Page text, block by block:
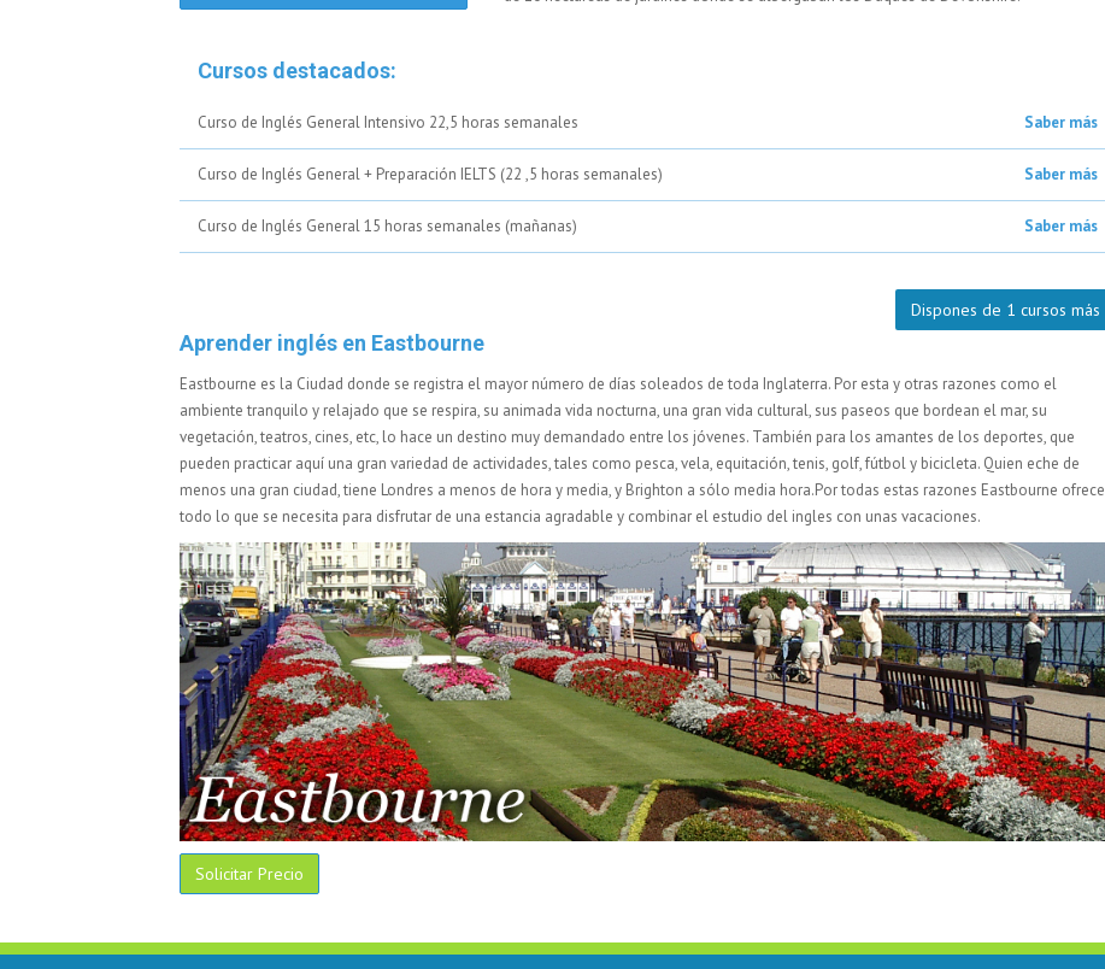
Cursos destacados:
Curso de Inglés General Intensivo 22,5 horas semanales Saber más
Curso de Inglés General + Preparación IELTS (22 ,5 horas semanales) Saber más
Curso de Inglés General 15 horas semanales (mañanas) Saber más
Dispones de 1 cursos más
Aprender inglés en Eastbourne
Eastbourne es la Ciudad donde se registra el mayor número de días soleados de toda Inglaterra. Por esta y otras razones como el
ambiente tranquilo y relajado que se respira, su animada vida nocturna, una gran vida cultural, sus paseos que bordean el mar, su
vegetación, teatros, cines, etc, lo hace un destino muy demandado entre los jóvenes. También para los amantes de los deportes, que
pueden practicar aquí una gran variedad de actividades, tales como pesca, vela, equitación, tenis, golf, fútbol y bicicleta. Quien eche de
menos una gran ciudad, tiene Londres a menos de hora y media, y Brighton a sólo media hora.Por todas estas razones Eastbourne ofrece
todo lo que se necesita para disfrutar de una estancia agradable y combinar el estudio del ingles con unas vacaciones.
Solicitar Precio